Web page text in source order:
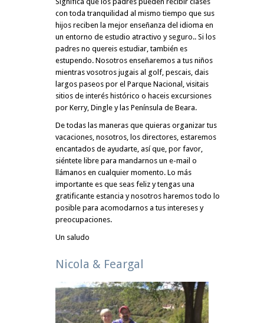
con toda tranquilidad al mismo tiempo que sus
hijos reciben la mejor enseñanza del idioma en
un entorno de estudio atractivo y seguro.. Si los
padres no quereis estudiar, también es
estupendo. Nosotros enseñaremos a tus niños
mientras vosotros jugais al golf, pescais, dais
largos paseos por el Parque Nacional, visitais
sitios de interés histórico o haceis excursiones
por Kerry, Dingle y las Península de Beara.
De todas las maneras que quieras organizar tus
vacaciones, nosotros, los directores, estaremos
encantados de ayudarte, así que, por favor,
siéntete libre para mandarnos un e-mail o
llámanos en cualquier momento. Lo más
importante es que seas feliz y tengas una
gratificante estancia y nosotros haremos todo lo
posible para acomodarnos a tus intereses y
preocupaciones.
Un saludo
Nicola & Feargal